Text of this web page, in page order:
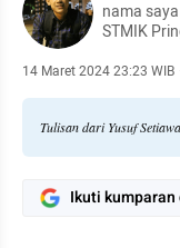
nama
STMIK
14 Maret 2024 23:23 WIB
Tulisan dari Yusuf
Ikuti kumparan